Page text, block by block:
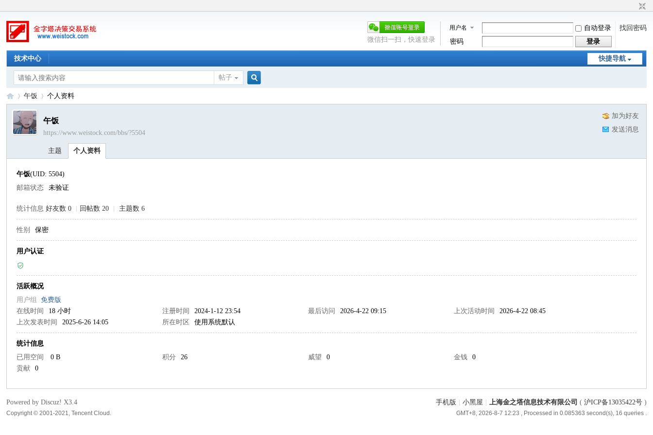
用户名 自动登录
找回密码
密码
登录
微信扫一扫，快速登录
快捷导航
技术中心
帖子
金›
午饭 个人资料
加为好友
发送消息
午饭
https://www.weistock.com/bbs/?5504
主题 个人资料
午饭(UID: 5504)
邮箱状态
未验证
统计信息 好友数 0 回帖数 20 主题数 6
性别 保密
用户认证
活跃概况
用户组免费版
在线时间
18 小时 注册时间 2024-1-12 23:54 最后访问 2026-4-22 09:15 上次活动时间
2026-4-22 08:45
上次发表时间
2025-6-26 14:05 所在时区 使用系统默认
统计信息
已用空间
0 B 积分 26 威望 0 金钱
0
贡献
0
手机版 小黑屋 上海金之塔信息技术有限公司 ( 沪ICP备13035422号 )
GMT+8, 2026-8-7 12:23 , Processed in 0.085363 second(s), 16 queries .
Powered by Discuz!X3.4
Copyright © 2001-2021, Tencent Cloud.